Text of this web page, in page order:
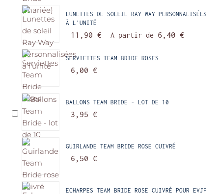
LUNETTES DE SOLEIL RAY WAY PERSONNALISÉES
À L'UNITÉ
11,90 € A partir de 6,40 €
SERVIETTES TEAM BRIDE ROSES
6,00 €
BALLONS TEAM BRIDE - LOT DE 10
3,95 €
GUIRLANDE TEAM BRIDE ROSE CUIVRÉ
6,50 €
ECHARPES TEAM BRIDE ROSE CUIVRÉ POUR EVJF